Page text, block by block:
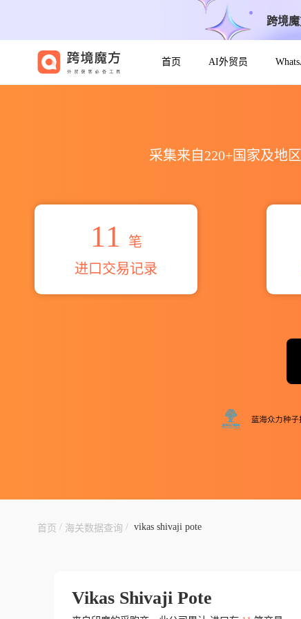
跨境
首页 AI外贸员
采集来自220+国家及地
11
笔
进口交易记录
首页 / 海关数据查询 / vikas shivaji pote
Vikas Shivaji Pote